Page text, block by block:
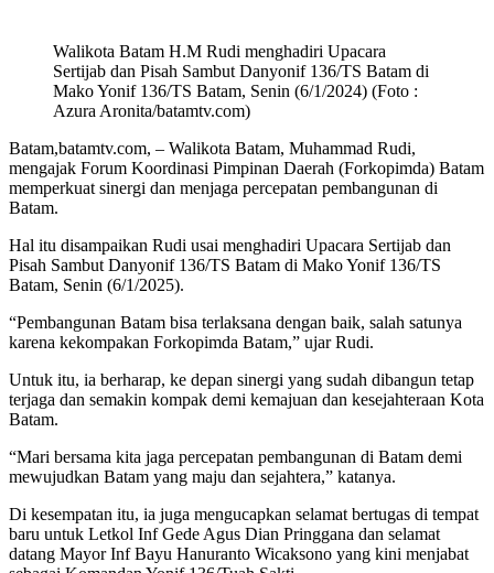
Walikota Batam H.M Rudi menghadiri Upacara
Sertijab dan Pisah Sambut Danyonif 136/TS Batam di
Mako Yonif 136/TS Batam, Senin (6/1/2024) (Foto :
Azura Aronita/batamtv.com)
Batam,batamtv.com, – Walikota Batam, Muhammad Rudi,
mengajak Forum Koordinasi Pimpinan Daerah (Forkopimda) Batam
memperkuat sinergi dan menjaga percepatan pembangunan di
Batam.
Hal itu disampaikan Rudi usai menghadiri Upacara Sertijab dan
Pisah Sambut Danyonif 136/TS Batam di Mako Yonif 136/TS
Batam, Senin (6/1/2025).
“Pembangunan Batam bisa terlaksana dengan baik, salah satunya
karena kekompakan Forkopimda Batam,” ujar Rudi.
Untuk itu, ia berharap, ke depan sinergi yang sudah dibangun tetap
terjaga dan semakin kompak demi kemajuan dan kesejahteraan Kota
Batam.
“Mari bersama kita jaga percepatan pembangunan di Batam demi
mewujudkan Batam yang maju dan sejahtera,” katanya.
Di kesempatan itu, ia juga mengucapkan selamat bertugas di tempat
baru untuk Letkol Inf Gede Agus Dian Pringgana dan selamat
datang Mayor Inf Bayu Hanuranto Wicaksono yang kini menjabat